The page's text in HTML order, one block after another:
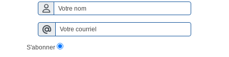
S'abonner